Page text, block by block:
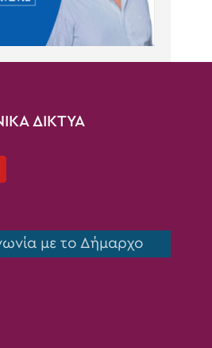
ΔΙΚΤΥΑ
με το Δήμαρχο